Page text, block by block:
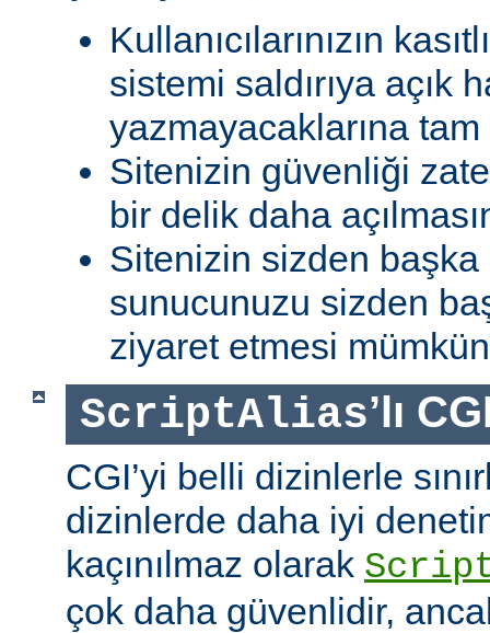
Kullanıcılarınızın
sistemi saldırıya açık
yazmayacaklarına
Sitenizin güvenliği
bir delik daha
Sitenizin sizden başka
sunucunuzu sizden
ziyaret etmesi
ScriptAlias’lı
CGI’yi belli dizinlerle
dizinlerde daha iyi
kaçınılmaz olarak
çok daha güvenlidir,